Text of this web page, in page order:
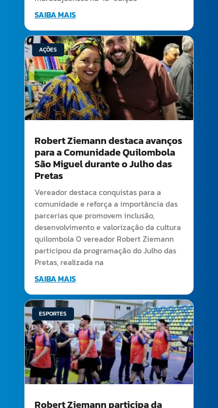
SAIBA MAIS
AÇÕES
Robert Ziemann destaca avanços
para a Comunidade Quilombola
São Miguel durante o Julho das
Pretas
Vereador destaca conquistas para a
comunidade e reforça a importância das
parcerias que promovem inclusão,
desenvolvimento e valorização da cultura
quilombola O vereador Robert Ziemann
participou da programação do Julho das
Pretas, realizada na
SAIBA MAIS
ESPORTES
Robert Ziemann participa da